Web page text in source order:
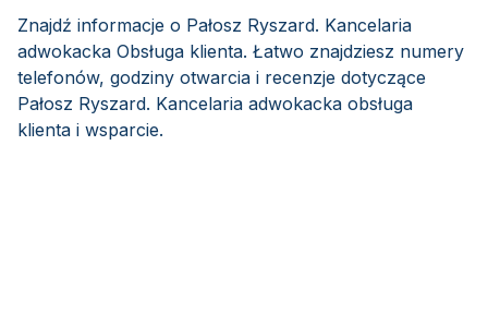
Znajdź informacje o Pałosz Ryszard. Kancelaria
adwokacka Obsługa klienta. Łatwo znajdziesz numery
telefonów, godziny otwarcia i recenzje dotyczące
Pałosz Ryszard. Kancelaria adwokacka obsługa
klienta i wsparcie.